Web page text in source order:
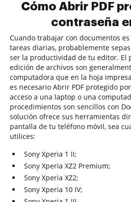
Cómo Abrir PDF
contraseña
Cuando trabajar con documentos
tareas diarias, probablemente
ser la productividad de tu editor. El
edición de archivos son
computadora que en la hoja
es necesario Abrir PDF protegido
acceso a una laptop o una
procedimientos son sencillos con
solución ofrece sus herramientas
pantalla de tu teléfono móvil, sea
utilices:
Sony Xperia 1 II;
Sony Xperia XZ2 Premium;
Sony Xperia XZ2;
Sony Xperia 10 IV;